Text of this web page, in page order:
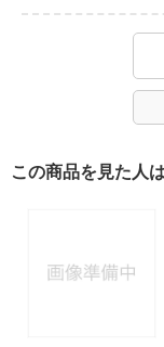
この商品を見た人